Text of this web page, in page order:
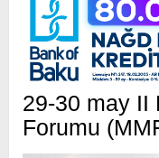
29-30 may II
Forumu